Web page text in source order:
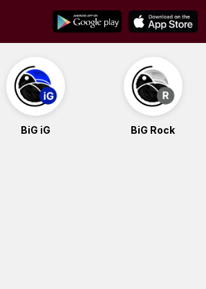
BiG iG BiG Rock